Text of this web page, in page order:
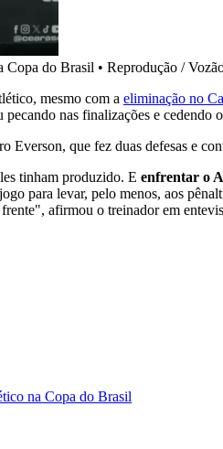
Copa do Brasil • Reprodução /
mesmo com a eliminação no
nas finalizações e
Everson, que fez duas defesas e
tinham produzido. E enfrentar o
para levar, pelo menos, aos
afirmou o treinador em
na Copa do Brasil